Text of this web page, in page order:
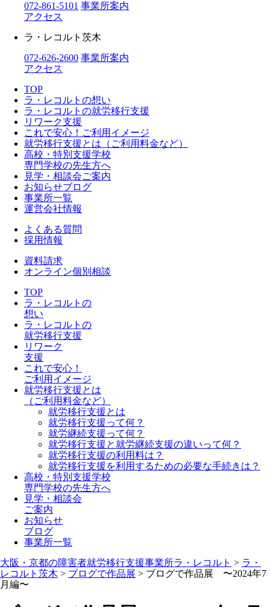
072-861-5101 事業所案内
アクセス
ラ・レコルト茨木
072-626-2600 事業所案内
アクセス
TOP
ラ・レコルトの想い
ラ・レコルトの就労移行支援
リワーク支援
これで安心！ご利用イメージ
就労移行支援とは（ご利用料金など）
高校・特別支援学校
専門学校の先生方へ
見学・相談会ご案内
お知らせブログ
事業所一覧
運営会社情報
よくある質問
採用情報
資料請求
オンライン個別相談
TOP
ラ・レコルトの
想い
ラ・レコルトの
就労移行支援
リワーク
支援
これで安心！
ご利用イメージ
就労移行支援とは
（ご利用料金など）
就労移行支援とは
就労移行支援って何？
就労継続支援って何？
就労移行支援と就労継続支援の違いって何？
就労移行支援の利用料は？
就労移行支援を利用するための必要な手続きは？
高校・特別支援学校
専門学校の先生方へ
見学・相談会
ご案内
お知らせ
ブログ
事業所一覧
大阪・京都の障害者就労移行支援事業所ラ・レコルト > ラ・
レコルト茨木 > ブログで作品展 > ブログで作品展 〜2024年7
月編〜